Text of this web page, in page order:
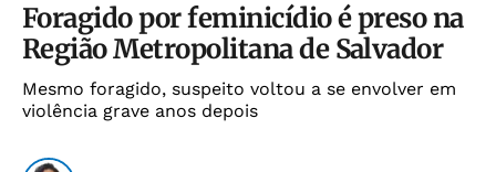
Foragido por feminicídio é preso na
Região Metropolitana de Salvador
Mesmo foragido, suspeito voltou a se envolver em
violência grave anos depois